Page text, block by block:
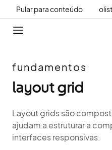
Pular para conteúdo
fundamentos
layout grid
Layout grids são
ajudam a estruturar a
interfaces responsivas.